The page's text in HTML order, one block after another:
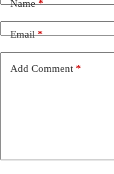
Name*
Email*
Add Comment *